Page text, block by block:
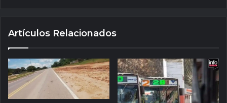
Artículos Relacionados